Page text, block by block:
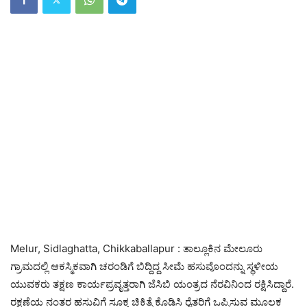
Melur, Sidlaghatta, Chikkaballapur : ತಾಲ್ಲೂಕಿನ ಮೇಲೂರು
ಗ್ರಾಮದಲ್ಲಿ ಆಕಸ್ಮಿಕವಾಗಿ ಚರಂಡಿಗೆ ಬಿದ್ದಿದ್ದ ಸೀಮೆ ಹಸುವೊಂದನ್ನು ಸ್ಥಳೀಯ
ಯುವಕರು ತಕ್ಷಣ ಕಾರ್ಯಪ್ರವೃತ್ತರಾಗಿ ಜೆಸಿಬಿ ಯಂತ್ರದ ನೆರವಿನಿಂದ ರಕ್ಷಿಸಿದ್ದಾರೆ.
ರಕ್ಷಣೆಯ ನಂತರ ಹಸುವಿಗೆ ಸೂಕ್ತ ಚಿಕಿತ್ಸೆ ಕೊಡಿಸಿ ರೈತರಿಗೆ ಒಪ್ಪಿಸುವ ಮೂಲಕ